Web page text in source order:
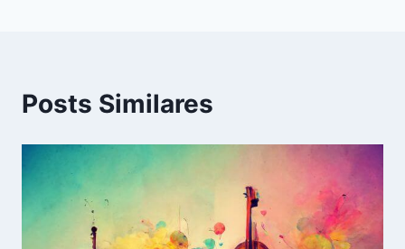
Posts Similares